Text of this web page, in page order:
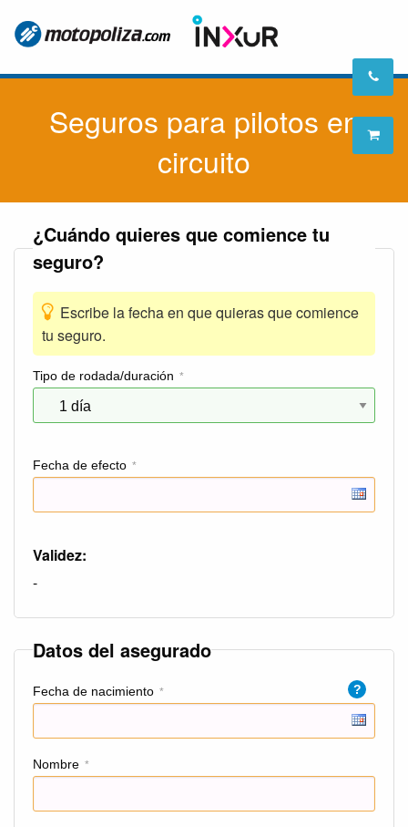
Seguros para pilotos en
circuito
¿Cuándo quieres que comience tu
seguro?
Escribe la fecha en que quieras que comience
tu seguro.
Tipo de rodada/duración *
Fecha de efecto *
Validez:
-
Datos del asegurado
Fecha de nacimiento * ?
Nombre *